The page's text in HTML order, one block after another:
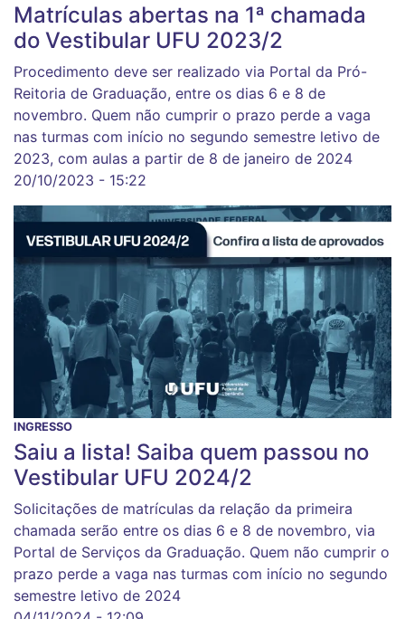
Matrículas abertas na 1ª chamada
do Vestibular UFU 2023/2
Procedimento deve ser realizado via Portal da Pró-
Reitoria de Graduação, entre os dias 6 e 8 de
novembro. Quem não cumprir o prazo perde a vaga
nas turmas com início no segundo semestre letivo de
2023, com aulas a partir de 8 de janeiro de 2024
20/10/2023 - 15:22
INGRESSO
Saiu a lista! Saiba quem passou no
Vestibular UFU 2024/2
Solicitações de matrículas da relação da primeira
chamada serão entre os dias 6 e 8 de novembro, via
Portal de Serviços da Graduação. Quem não cumprir o
prazo perde a vaga nas turmas com início no segundo
semestre letivo de 2024